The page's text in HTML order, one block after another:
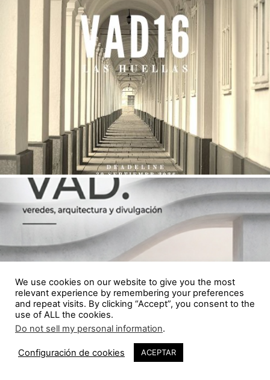
We use cookies on our website to give you the most
relevant experience by remembering your preferences
and repeat visits. By clicking “Accept”, you consent to the
use of ALL the cookies.
Do not sell my personal information.
Configuración de cookies ACEPTAR